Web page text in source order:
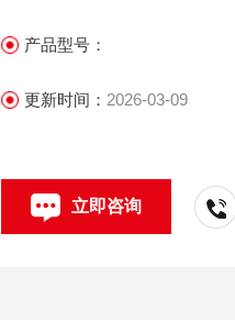
产品型号：
更新时间： 2026-03-09
立即咨询